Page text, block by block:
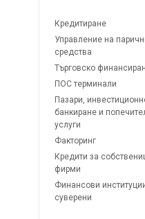
Кредитиране
Управление на
средства
Търговско
ПОС терминали
Пазари,
банкиране и
услуги
Факторинг
Кредити за
фирми
Финансови
суверени